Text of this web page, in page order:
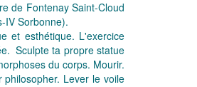
de Fontenay Saint-Cloud
IV Sorbonne).
et esthétique. L'exercice
Sculpte ta propre statue
du corps. Mourir.
Lever le voile